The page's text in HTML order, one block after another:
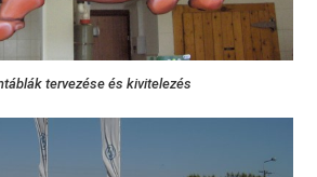
tervezése és kivitelezés